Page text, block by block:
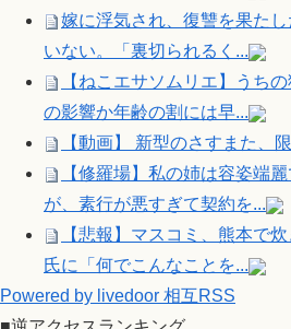
嫁に浮気され、復讐を果た
いない。「裏切られるく...
【ねこエサソムリエ】うち
の影響か年齢の割には早...
【動画】 新型のさすまた、
【修羅場】私の姉は容姿端
が、素行が悪すぎて契約を...
【悲報】マスコミ、熊本で
氏に「何でこんなことを...
Powered by livedoor 相互RSS